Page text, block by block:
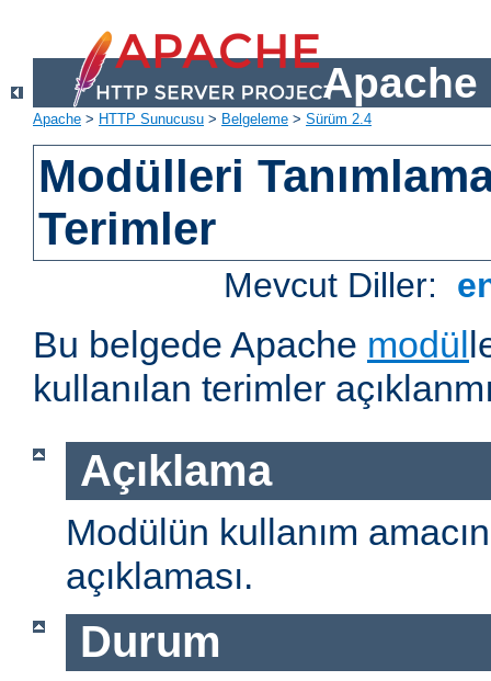
Apache
Apache > HTTP Sunucusu > Belgeleme > Sürüm 2.4
Modülleri
Terimler
Mevcut Diller:
Bu belgede Apache modül
kullanılan terimler
Açıklama
Modülün kullanım
açıklaması.
Durum